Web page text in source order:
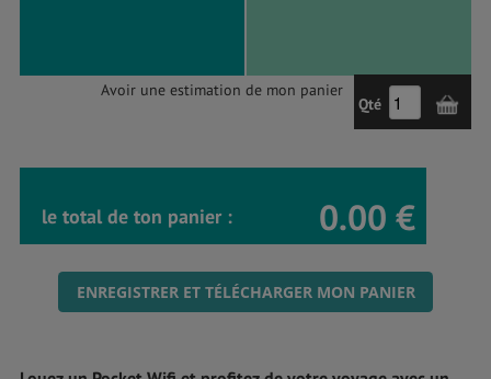
Avoir une estimation de mon panier
Qté
le total de ton panier : 0.00 €
ENREGISTRER ET TÉLÉCHARGER MON PANIER